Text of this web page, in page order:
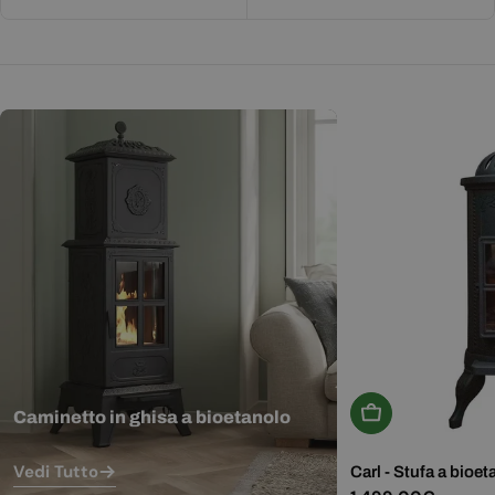
Caminetto in ghisa a bioetanolo
Vedi Tutto
Aggiungi Al
Carl - Stufa a